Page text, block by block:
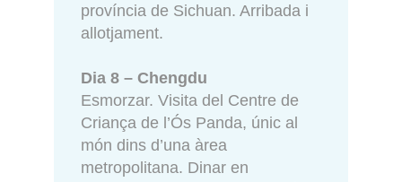
província de Sichuan. Arribada i
allotjament.
Dia 8 – Chengdu
Esmorzar. Visita del Centre de
Criança de l’Ós Panda, únic al
món dins d’una àrea
metropolitana. Dinar en